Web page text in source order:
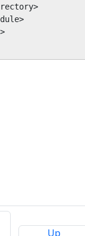
window
Up